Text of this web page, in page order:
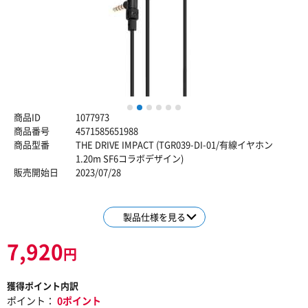
1 2 3 4 5
商品ID
1077973
商品番号
4571585651988
商品型番
THE DRIVE IMPACT (TGR039-DI-01/有線イヤホン
1.20m SF6コラボデザイン)
販売開始日
2023/07/28
製品仕様を見る
7,920円
獲得ポイント内訳
ポイント： 0ポイント